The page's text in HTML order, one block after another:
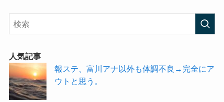
人気記事
報ステ、富川アナ以外も体調不良→完全にア
ウトと思う。